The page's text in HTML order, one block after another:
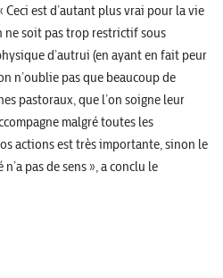
est d’autant plus vrai pour la vie
ne soit pas trop restrictif sous
d’autrui (en ayant en fait peur
n’oublie pas que beaucoup de
pastoraux, que l’on soigne leur
malgré toutes les
actions est très importante, sinon le
pas de sens », a conclu le